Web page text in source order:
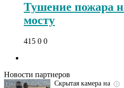
Тушение пожара
мосту
415 0 0
Новости партнеров
i
Скрытая камера на